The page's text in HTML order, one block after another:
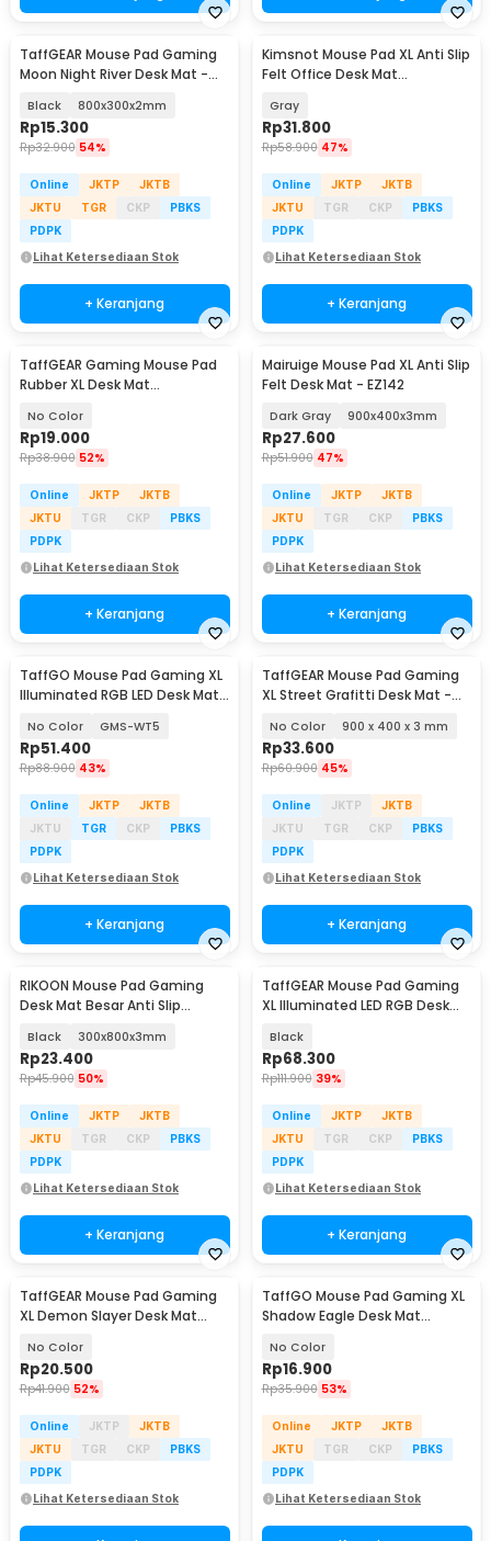
TaffGEAR Mouse Pad Gaming
Moon Night River Desk Mat -
Black 800x300x2mm
Rp15.300
Rp32.900 54%
Online JKTP
JKTB
JKTU
TGR CKP
PBKS
PDPK
Lihat Ketersediaan Stok
+ Keranjang
Kimsnot Mouse Pad XL Anti Slip
Felt Office Desk Mat
Gray
Rp31.800
Rp58.900 47%
Online JKTP
JKTB
JKTU
TGR CKP
PBKS
PDPK
Lihat Ketersediaan Stok
+ Keranjang
TaffGEAR Gaming Mouse Pad
Rubber XL Desk Mat
No Color
Rp19.000
Rp38.900 52%
Online JKTP
JKTB
JKTU
TGR CKP
PBKS
PDPK
Lihat Ketersediaan Stok
+ Keranjang
Mairuige Mouse Pad XL Anti Slip
Felt Desk Mat - EZ142
Dark Gray 900x400x3mm
Rp27.600
Rp51.900 47%
Online JKTP
JKTB
JKTU
TGR CKP
PBKS
PDPK
Lihat Ketersediaan Stok
+ Keranjang
TaffGO Mouse Pad Gaming XL
Illuminated RGB LED Desk Mat
No Color GMS-WT5
Rp51.400
Rp88.900 43%
Online JKTP
JKTB
JKTU
TGR CKP
PBKS
PDPK
Lihat Ketersediaan Stok
+ Keranjang
TaffGEAR Mouse Pad Gaming
XL Street Grafitti Desk Mat -
No Color 900 x 400 x 3 mm
Rp33.600
Rp60.900 45%
Online JKTP
JKTB
JKTU
TGR CKP
PBKS
PDPK
Lihat Ketersediaan Stok
+ Keranjang
RIKOON Mouse Pad Gaming
Desk Mat Besar Anti Slip
Black 300x800x3mm
Rp23.400
Rp45.900 50%
Online JKTP
JKTB
JKTU
TGR CKP
PBKS
PDPK
Lihat Ketersediaan Stok
+ Keranjang
TaffGEAR Mouse Pad Gaming
XL Illuminated LED RGB Desk
WT5
Black
Rp68.300
Rp111.900 39%
Online JKTP
JKTB
JKTU
TGR CKP
PBKS
PDPK
Lihat Ketersediaan Stok
+ Keranjang
TaffGEAR Mouse Pad Gaming
XL Demon Slayer Desk Mat
No Color
Rp20.500
Rp41.900 52%
Online JKTP
JKTB
JKTU
TGR CKP
PBKS
PDPK
Lihat Ketersediaan Stok
TaffGO Mouse Pad Gaming XL
Shadow Eagle Desk Mat
No Color
Rp16.900
Rp35.900 53%
Online JKTP
JKTB
JKTU
TGR CKP
PBKS
PDPK
Lihat Ketersediaan Stok